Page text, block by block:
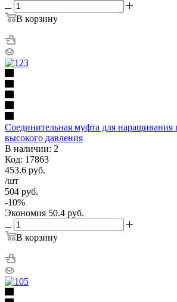
В корзину
Соединительная муфта для наращивания
высокого давления
В наличии: 2
Код: 17863
453.6 руб.
/шт
504 руб.
-10%
Экономия 50.4 руб.
В корзину